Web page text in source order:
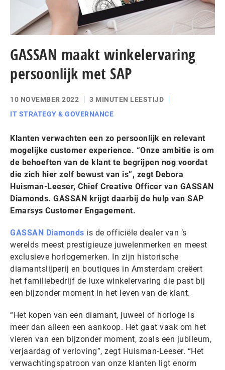
GASSAN maakt winkelervaring
persoonlijk met SAP
10 NOVEMBER 2022
3 MINUTEN LEESTIJD
IT STRATEGY & GOVERNANCE
Klanten verwachten een zo persoonlijk en relevant
mogelijke customer experience. “Onze ambitie is om
de behoeften van de klant te begrijpen nog voordat
die zich hier zelf bewust van is”, zegt Debora
Huisman-Leeser, Chief Creative Officer van GASSAN
Diamonds. GASSAN krijgt daarbij de hulp van SAP
Emarsys Customer Engagement.
GASSAN Diamonds is de officiële dealer van ’s
werelds meest prestigieuze juwelenmerken en meest
exclusieve horlogemerken. In zijn historische
diamantslijperij en boutiques in Amsterdam creëert
het familiebedrijf de luxe winkelervaring die past bij
een bijzonder moment in het leven van de klant.
“Het kopen van een diamant, juweel of horloge is
meer dan alleen een aankoop. Het gaat vaak om het
vieren van een bijzonder moment, zoals een jubileum,
verjaardag of verloving”, zegt Huisman-Leeser. “Het
verwachtingspatroon van onze klanten ligt enorm